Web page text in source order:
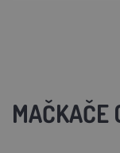
MAČKAČE